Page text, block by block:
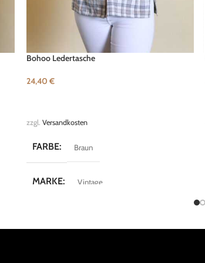
Bohoo Ledertasche
24,40 €
zzgl. Versandkosten
FARBE Braun
MARKE Vintage